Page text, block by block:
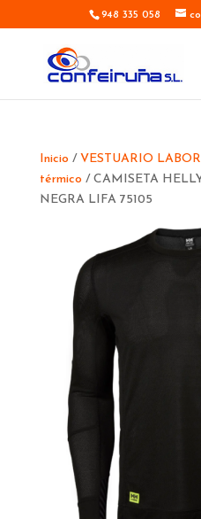
948 335 058
Inicio / VESTUARIO
térmico / CAMISETA
NEGRA LIFA 75105